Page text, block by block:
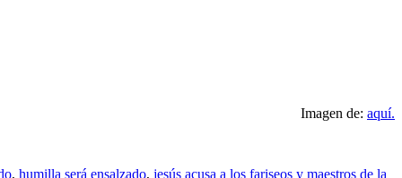
Imagen de: aquí.
, humilla será ensalzado, jesús acusa a los fariseos y maestros de la